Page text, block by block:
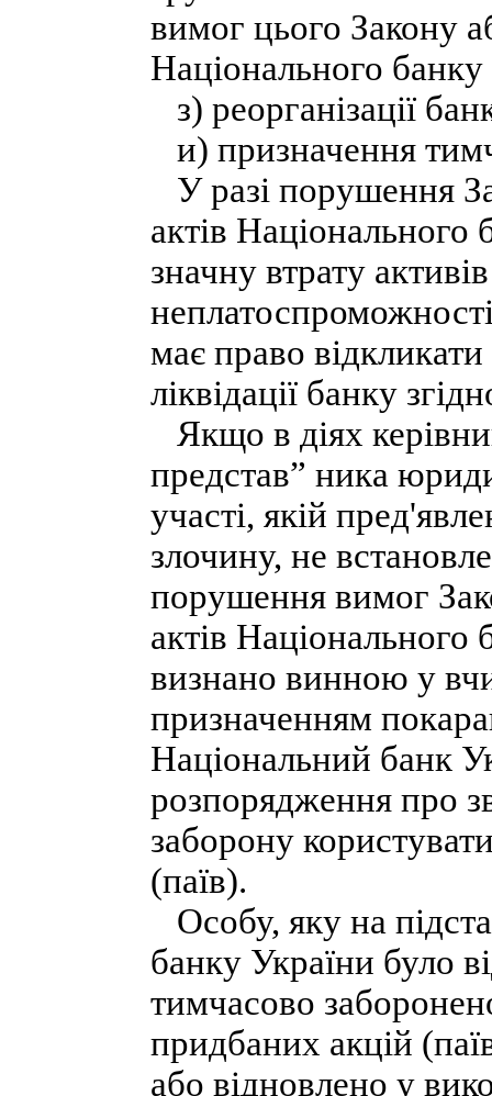
вимог цього Закону
Національного
з) реорганізації
и) призначення
У разі порушення
актів
значну втрату
має право
ліквідації банку
Якщо в діях
представ” ника
участі, якій
злочину, не
порушення вимог
актів
визнано винною у
призначенням
Національний банк
розпорядження про
заборону
(паїв).
Особу, яку на
банку України було
тимчасово
придбаних акцій
або відновлено у